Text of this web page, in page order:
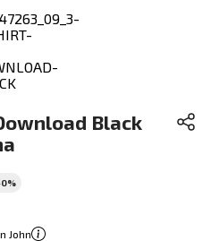
Black
John